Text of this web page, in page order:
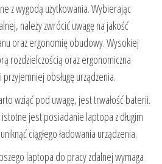
z wygodą użytkowania. Wybierając
należy zwrócić uwagę na jakość
oraz ergonomię obudowy. Wysokiej
rozdzielczością oraz ergonomiczna
obsługę urządzenia.
wziąć pod uwagę, jest trwałość baterii.
jest posiadanie laptopa z długim
ciągłego ładowania urządzenia.
laptopa do pracy zdalnej wymaga